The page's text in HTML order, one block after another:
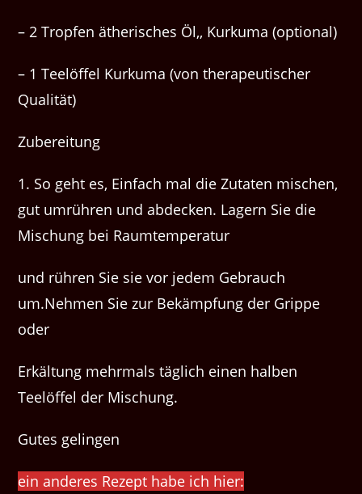
– 2 Tropfen ätherisches Öl,, Kurkuma (optional)
– 1 Teelöffel Kurkuma (von therapeutischer
Qualität)
Zubereitung
1. So geht es, Einfach mal die Zutaten mischen,
gut umrühren und abdecken. Lagern Sie die
Mischung bei Raumtemperatur
und rühren Sie sie vor jedem Gebrauch
um.Nehmen Sie zur Bekämpfung der Grippe
oder
Erkältung mehrmals täglich einen halben
Teelöffel der Mischung.
Gutes gelingen
ein anderes Rezept habe ich hier: